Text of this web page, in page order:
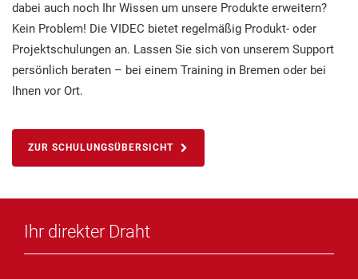
dabei auch noch Ihr Wissen um unsere Produkte erweitern?
Kein Problem! Die VIDEC bietet regelmäßig Produkt- oder
Projektschulungen an. Lassen Sie sich von unserem Support
persönlich beraten – bei einem Training in Bremen oder bei
Ihnen vor Ort.
ZUR SCHULUNGSÜBERSICHT
Ihr direkter Draht